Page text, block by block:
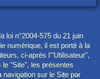
loi n°2004-575 du 21 juin
numérique, il est porté à la
ci-après l'"Utilisateur",
"Site", les présentes
navigation sur le Site par